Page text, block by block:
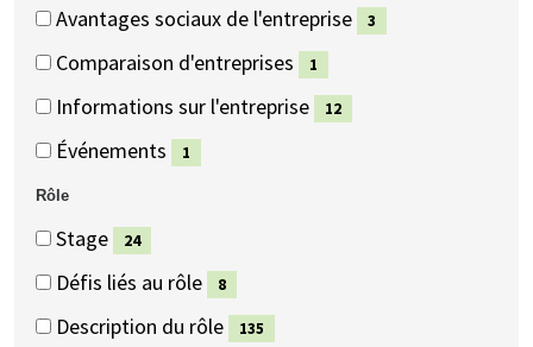
Pourquoi
nous
Pourquoi
nous
Avantages sociaux de l'entreprise
(3
éléments)
3
Comparaison d'entreprises
(1
1
Informations sur l'entreprise
(12
12
Événements
(1
1
Rôle
Rôle
Rôle
Stage
(24
24
Défis liés au rôle
(8
8
Description du rôle
135